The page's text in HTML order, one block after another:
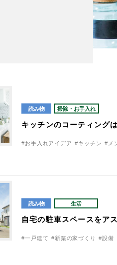
読み物 掃除・お手入れ
キッチンのコーティング
#お手入れアイデア #キッチン #メ
読み物 生活
自宅の駐車スペースをア
#一戸建て #新築の家づくり #設備